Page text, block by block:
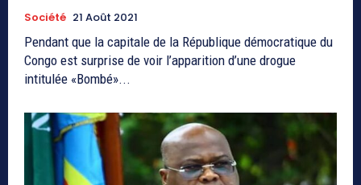
Société 21 Août 2021
Pendant que la capitale de la République démocratique du
Congo est surprise de voir l’apparition d’une drogue
intitulée «Bombé»...